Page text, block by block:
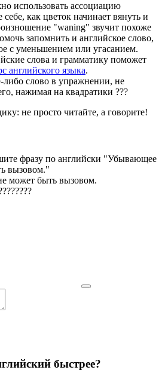
использовать ассоциацию
как цветок начинает вянуть и
"waning" звучит похоже
запомнить и английское слово,
с уменьшением или угасанием.
слова и грамматику поможет
английского языка.
либо слово в упражнении, не
нажимая на квадратики ???
не просто читайте, а говорите!
фразу по английски "Убывающее
вызовом."
может быть вызовом.
???????
быстрее?